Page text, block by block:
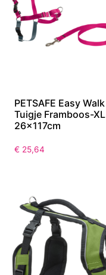
PETSAFE Easy Walk
Tuigje Framboos-XL
26x117cm
€ 25,64